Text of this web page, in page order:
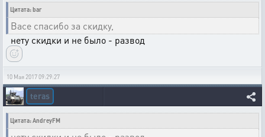
Цитата: bar
Васе спасибо за скидку,
нету скидки и не было - развод
10 Мая 2017 09:29:27
teras
Цитата: AndreyFM